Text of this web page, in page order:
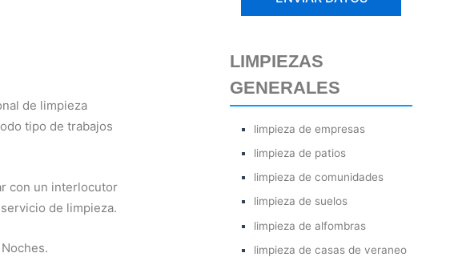
de limpieza
tipo de trabajos
con un interlocutor
de limpieza.
LIMPIEZAS
GENERALES
limpieza de empresas
limpieza de patios
limpieza de comunidades
limpieza de suelos
limpieza de alfombras
limpieza de casas de veraneo